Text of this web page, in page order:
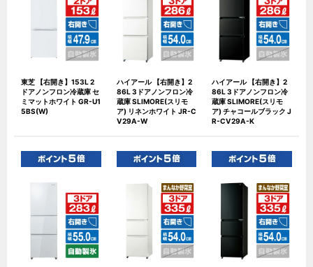
東芝 【右開き】153L 2
ドアノンフロン冷蔵庫 セ
ミマットホワイト GR-U1
5BS(W)
ハイアール 【右開き】2
86L 3ドアノンフロン冷
蔵庫 SLIMORE(スリモ
ア) リネンホワイト JR-C
V29A-W
ハイアール 【右開き】2
86L 3ドアノンフロン冷
蔵庫 SLIMORE(スリモ
ア) チャコールブラック J
R-CV29A-K